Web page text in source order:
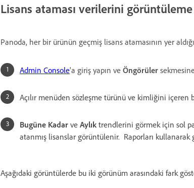
Lisans ataması verilerini görüntüleme
Panoda, her bir ürünün geçmiş lisans atamasının yer
Admin Console'a giriş yapın ve Öngörüler
Açılır menüden sözleşme türünü ve kimliğini içeren
Bugüne Kadar ve Aylık trendlerini görmek için sol
atanmış lisanslar görüntülenir. Raporları
Aşağıdaki görüntülerde bu iki görünüm arasındaki fark